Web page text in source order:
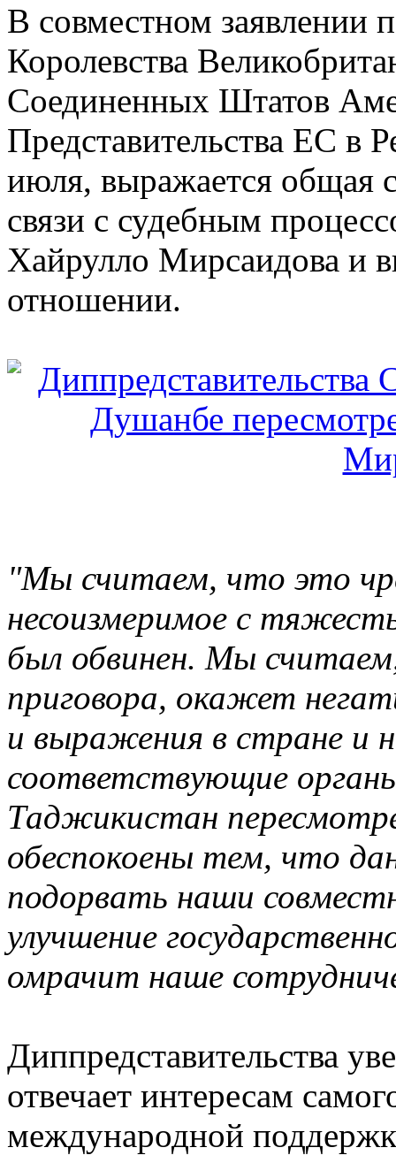
В совместном заявлении
Королевства
Соединенных Штатов
Представительства ЕС в
июля, выражается общая
связи с судебным
Хайрулло Мирсаидова и
отношении.
"Мы считаем, что это
несоизмеримое с
был обвинен. Мы
приговора, окажет
и выражения в стране и
соответствующие
Таджикистан
обеспокоены тем, что
подорвать наши
улучшение
омрачит наше
Диппредставительства
отвечает интересам
международной